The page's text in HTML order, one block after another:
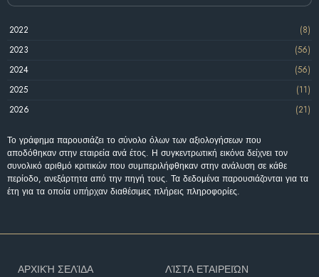
2022
(8)
2023
(56)
2024
(56)
2025
(11)
2026
(21)
Το γράφημα παρουσιάζει το σύνολο όλων των αξιολογήσεων που
αποδόθηκαν στην εταιρεία ανά έτος. Η συγκεντρωτική εικόνα δείχνει τον
συνολικό αριθμό κριτικών που συμπεριλήφθηκαν στην ανάλυση σε κάθε
περίοδο, ανεξάρτητα από την πηγή τους. Τα δεδομένα παρουσιάζονται για τα
έτη για τα οποία υπήρχαν διαθέσιμες πλήρεις πληροφορίες.
ΑΡΧΙΚΉ ΣΕΛΊΔΑ
ΛΊΣΤΑ ΕΤΑΙΡΕΙΏΝ